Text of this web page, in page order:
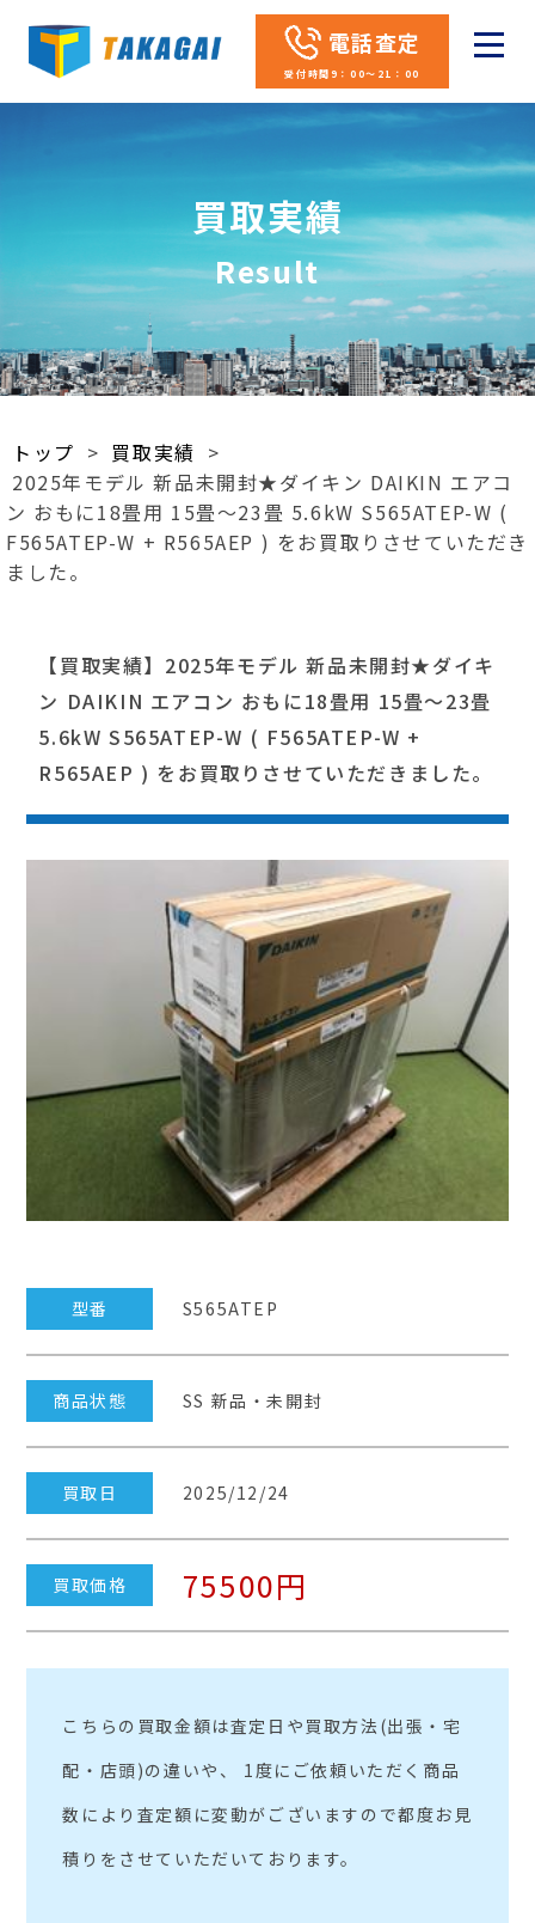
電話査定
受付時間9：00～21：00
買取実績
Result
トップ > 買取実績 >
2025年モデル 新品未開封★ダイキン DAIKIN エアコ
ン おもに18畳用 15畳～23畳 5.6kW S565ATEP-W (
F565ATEP-W + R565AEP ) をお買取りさせていただき
ました。
【買取実績】2025年モデル 新品未開封★ダイキ
ン DAIKIN エアコン おもに18畳用 15畳～23畳
5.6kW S565ATEP-W ( F565ATEP-W +
R565AEP ) をお買取りさせていただきました。
型番 S565ATEP
商品状態 SS 新品・未開封
買取日 2025/12/24
買取価格 75500円
こちらの買取金額は査定日や買取方法(出張・宅
配・店頭)の違いや、 1度にご依頼いただく商品
数により査定額に変動がございますので都度お見
積りをさせていただいております。